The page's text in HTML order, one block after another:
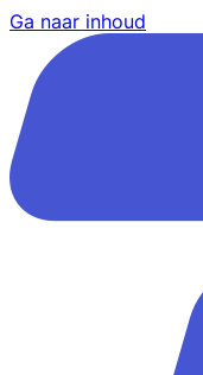
Ga naar inhoud